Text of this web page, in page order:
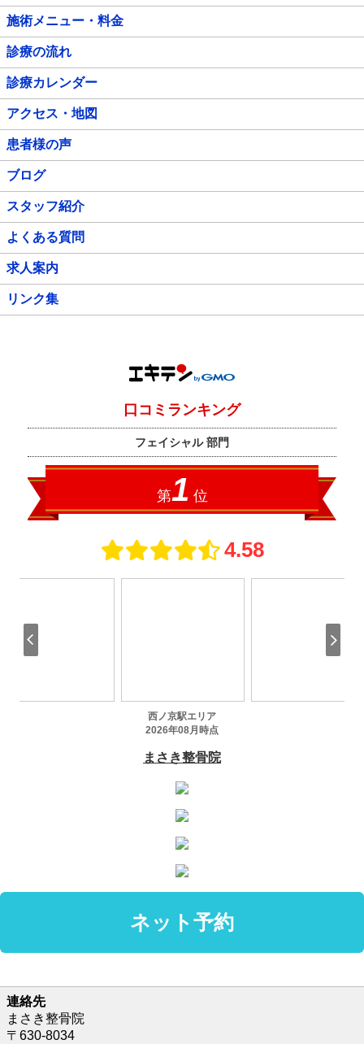
施術メニュー・料金
診療の流れ
診療カレンダー
アクセス・地図
患者様の声
ブログ
スタッフ紹介
よくある質問
求人案内
リンク集
連絡先
まさき整骨院
〒630-8034